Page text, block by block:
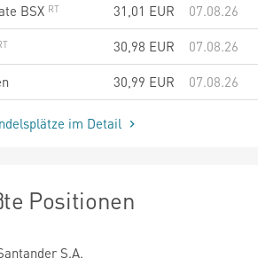
BSX
31,01 EUR
07.08.26
30,98 EUR
07.08.26
30,99 EUR 07.08.26
im Detail
Positionen
S.A.